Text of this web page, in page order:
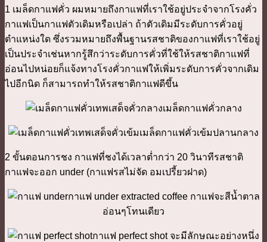
1 เมล็ดกาแฟคั่ว ผมหมายถึงกาแฟที่เราใช้อยู่ประจำจากโรงคั่ว
กาแฟเป็นกาแฟตัวเดิมหรือเปล่า ถ้าตัวเดิมมีระดับการคั่วอยู่
ตำแหน่งใด ซึ่งรวมหมายถึงพื้นฐานรสชาติของกาแฟที่เราใช้อยู่
เป็นประจำเช่นหากรู้สึกว่าระดับการคั่วที่ใช้ให้รสชาติกาแฟที่
อ่อนไปหน่อยก็แจ้งทางโรงคั่วกาแฟให้เพิ่มระดับการคั่วจากเดิม
ไปอีกนิด ก็สามารถทำให้รสชาติกาแฟดีขึ้น
เมล็ดกาแฟคั่วกลาง
เมล็ดกาแฟคั่วเข้มปลานกลาง
2 ขั้นตอนการชง กาแฟที่ชงได้เวลาต่ำกว่า 20 วินาทีรสชาติ
กาแฟจะออก under (กาแฟรสไม่จัด อมเปรี้ยวฝาด)
กาแฟ under extracted coffee กาแฟจะสีน้ำตาล
อ่อนๆโทนเดียว
กาแฟ perfect shot จะมีลักษณะอย่างหนึ่ง